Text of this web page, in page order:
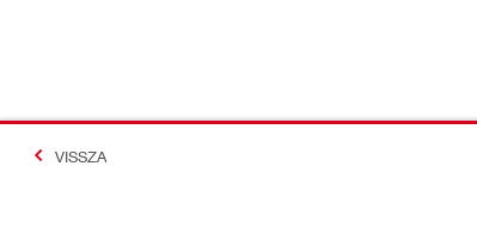
VISSZA